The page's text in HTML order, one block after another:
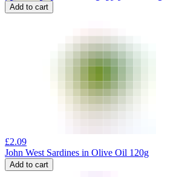
Add to cart
£2.09
John West Sardines in Olive Oil 120g
Add to cart